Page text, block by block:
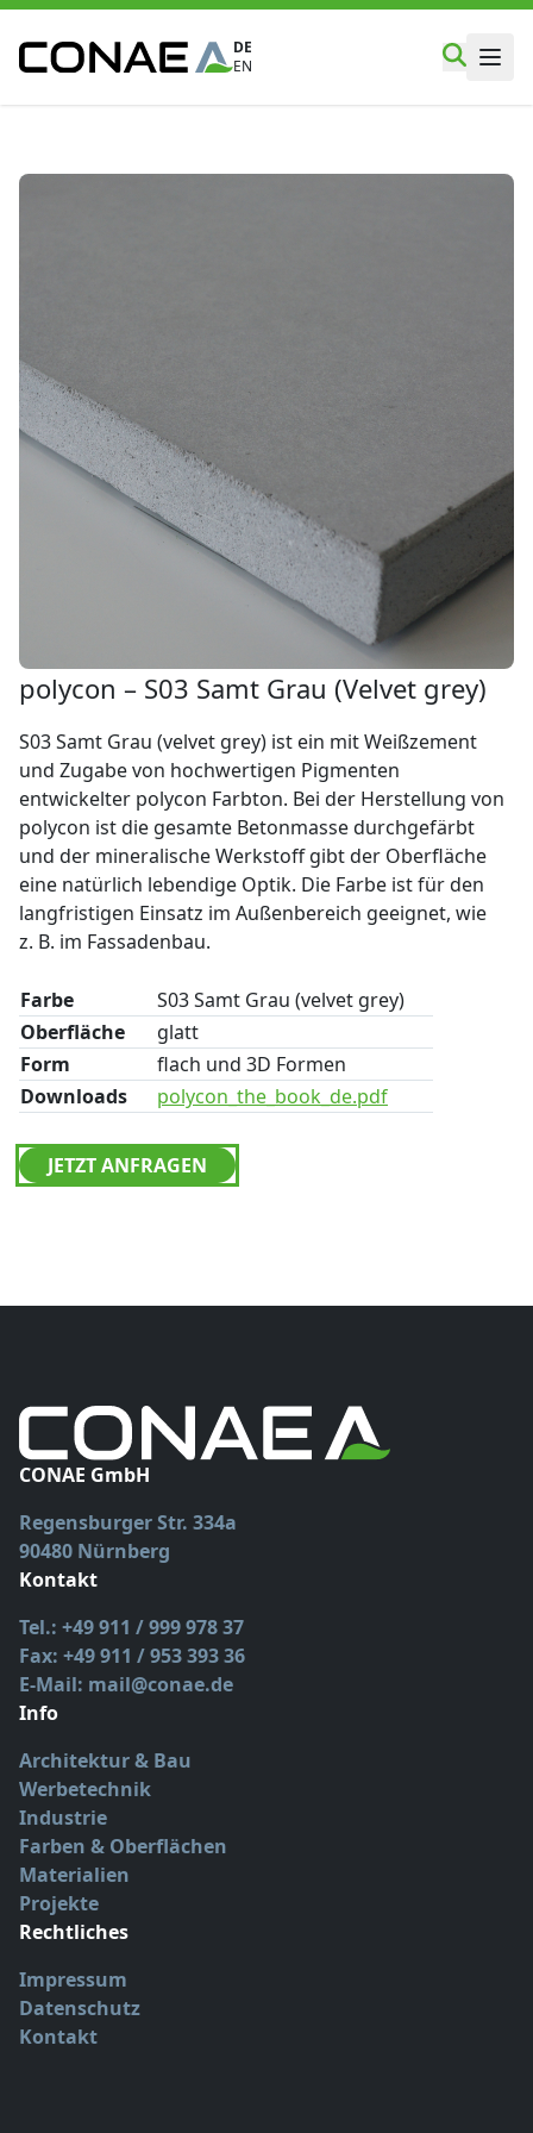
DE
EN
polycon – S03 Samt Grau (Velvet grey)
S03 Samt Grau (velvet grey) ist ein mit Weißzement
und Zugabe von hochwertigen Pigmenten
entwickelter polycon Farbton. Bei der Herstellung von
polycon ist die gesamte Betonmasse durchgefärbt
und der mineralische Werkstoff gibt der Oberfläche
eine natürlich lebendige Optik. Die Farbe ist für den
langfristigen Einsatz im Außenbereich geeignet, wie
z. B. im Fassadenbau.
Farbe
S03 Samt Grau (velvet grey)
Oberfläche
glatt
Form
flach und 3D Formen
Downloads
polycon_the_book_de.pdf
JETZT ANFRAGEN
CONAE GmbH
Regensburger Str. 334a
90480 Nürnberg
Kontakt
Tel.: +49 911 / 999 978 37
Fax: +49 911 / 953 393 36
E-Mail: mail@conae.de
Info
Architektur & Bau
Werbetechnik
Industrie
Farben & Oberflächen
Materialien
Projekte
Rechtliches
Impressum
Datenschutz
Kontakt